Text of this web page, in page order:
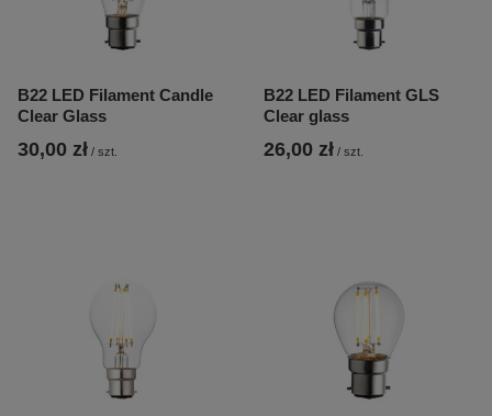
B22 LED Filament Candle
Clear Glass
30,00 zł / szt.
B22 LED Filament GLS
Clear glass
26,00 zł / szt.